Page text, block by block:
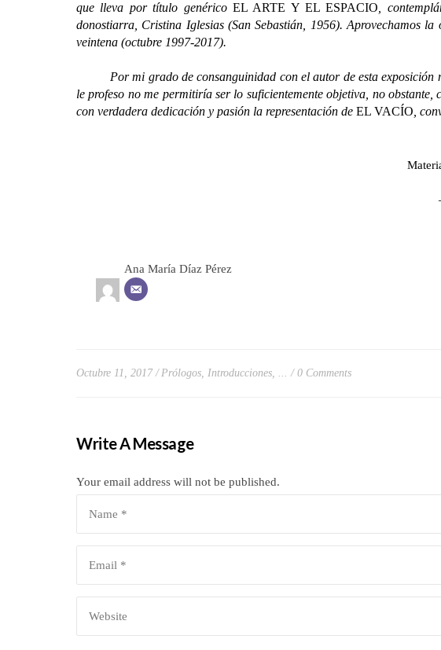
que lleva por título genérico EL ARTE Y EL ESPACIO ,
donostiarra, Cristina Iglesias (San Sebastián, 1956). Aprovechamos
veintena (octubre 1997-2017).
Por mi grado de consanguinidad con el autor de esta exposición
le profeso no me permitiría ser lo suficientemente objetiva, no
con verdadera dedicación y pasión la representación de EL VACÍO ,
Ana María Díaz Pérez
Octubre 11, 2017 Prólogos, Introducciones, ... 0 Comments
Write A Message
Your email address will not be published.